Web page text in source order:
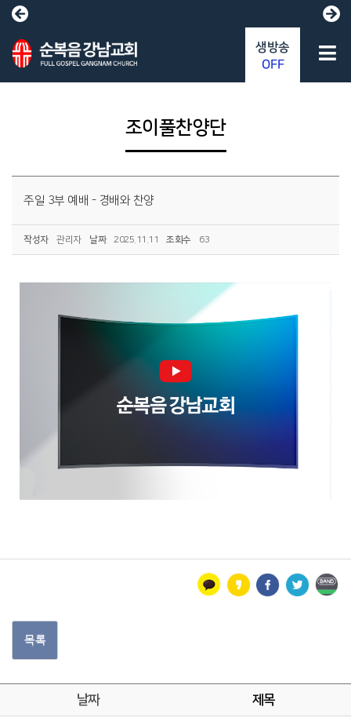
조이풀찬양단
주일 3부 예배 - 경배와 찬양
작성자 관리자 날짜 2025.11.11 조회수 63
목록
날짜 제목
생방송
OFF